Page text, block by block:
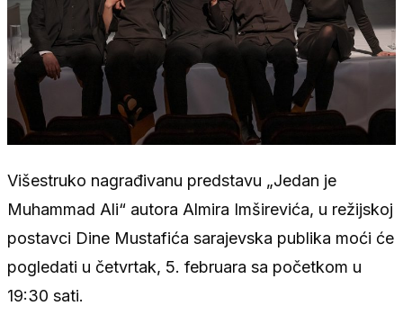
Višestruko nagrađivanu predstavu „Jedan je
Muhammad Ali“ autora Almira Imširevića, u režijskoj
postavci Dine Mustafića sarajevska publika moći će
pogledati u četvrtak, 5. februara sa početkom u
19:30 sati.